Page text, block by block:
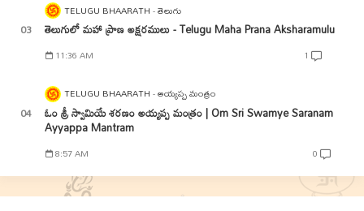
TELUGU BHAARATH తెలుగు
తెలుగులో మహా ప్రాణ అక్షరములు - Telugu Maha Prana Aksharamulu
11:36 AM 1
TELUGU BHAARATH అయ్యప్ప మంత్రం
ఓం శ్రీ స్వామియే శరణం అయ్యప్ప మంత్రం | Om Sri Swamye Saranam
Ayyappa Mantram
8:57 AM 0